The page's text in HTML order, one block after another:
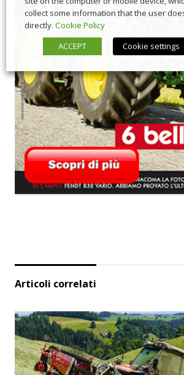
Articoli correlati
collect some information that the user
directly. Cookie Policy
ACCEPT
Cookie settings